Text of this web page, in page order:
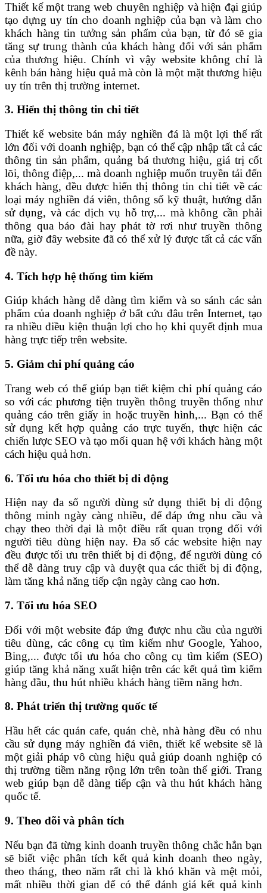
Thiết kế một trang web chuyên nghiệp và hiện đại giúp
tạo dựng uy tín cho doanh nghiệp của bạn và làm cho
khách hàng tin tưởng sản phẩm của bạn, từ đó sẽ gia
tăng sự trung thành của khách hàng đối với sản phẩm
của thương hiệu. Chính vì vậy website không chỉ là
kênh bán hàng hiệu quả mà còn là một mặt thương hiệu
uy tín trên thị trường internet.
3. Hiển thị thông tin chi tiết
Thiết kế website bán máy nghiền đá là một lợi thế rất
lớn đối với doanh nghiệp, bạn có thể cập nhập tất cả các
thông tin sản phẩm, quảng bá thương hiệu, giá trị cốt
lõi, thông điệp,... mà doanh nghiệp muốn truyền tải đến
khách hàng, đều được hiển thị thông tin chi tiết về các
loại máy nghiền đá viên, thông số kỹ thuật, hướng dẫn
sử dụng, và các dịch vụ hỗ trợ,... mà không cần phải
thông qua báo đài hay phát tờ rơi như truyền thông
nữa, giờ đây website đã có thể xử lý được tất cả các vấn
đề này.
4. Tích hợp hệ thống tìm kiếm
Giúp khách hàng dễ dàng tìm kiếm và so sánh các sản
phẩm của doanh nghiệp ở bất cứu đâu trên Internet, tạo
ra nhiều điều kiện thuận lợi cho họ khi quyết định mua
hàng trực tiếp trên website.
5. Giảm chi phí quảng cáo
Trang web có thể giúp bạn tiết kiệm chi phí quảng cáo
so với các phương tiện truyền thông truyền thống như
quảng cáo trên giấy in hoặc truyền hình,... Bạn có thể
sử dụng kết hợp quảng cáo trực tuyến, thực hiện các
chiến lược SEO và tạo mối quan hệ với khách hàng một
cách hiệu quả hơn.
6. Tối ưu hóa cho thiết bị di động
Hiện nay đa số người dùng sử dụng thiết bị di động
thông minh ngày càng nhiều, để đáp ứng nhu cầu và
chạy theo thời đại là một điều rất quan trọng đối với
người tiêu dùng hiện nay. Đa số các website hiện nay
đều được tối ưu trên thiết bị di động, để người dùng có
thể dễ dàng truy cập và duyệt qua các thiết bị di động,
làm tăng khả năng tiếp cận ngày càng cao hơn.
7. Tối ưu hóa SEO
Đối với một website đáp ứng được nhu cầu của người
tiêu dùng, các công cụ tìm kiếm như Google, Yahoo,
Bing,... được tối ưu hóa cho công cụ tìm kiếm (SEO)
giúp tăng khả năng xuất hiện trên các kết quả tìm kiếm
hàng đầu, thu hút nhiều khách hàng tiềm năng hơn.
8. Phát triển thị trường quốc tế
Hầu hết các quán cafe, quán chè, nhà hàng đều có nhu
cầu sử dụng máy nghiền đá viên, thiết kế website sẽ là
một giải pháp vô cùng hiệu quả giúp doanh nghiệp có
thị trường tiềm năng rộng lớn trên toàn thế giới. Trang
web giúp bạn dễ dàng tiếp cận và thu hút khách hàng
quốc tế.
9. Theo dõi và phân tích
Nếu bạn đã từng kinh doanh truyền thông chắc hẳn bạn
sẽ biết việc phân tích kết quả kinh doanh theo ngày,
theo tháng, theo năm rất chi là khó khăn và mệt mỏi,
mất nhiều thời gian để có thể đánh giá kết quả kinh